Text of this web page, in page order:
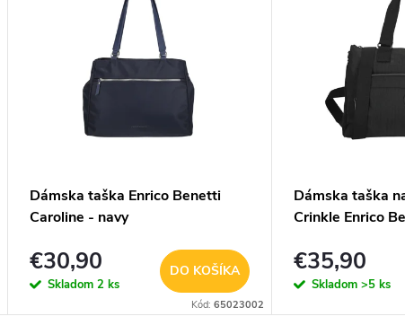
Dámska taška Enrico Benetti
Caroline - navy
€30,90
Skladom 2 ks
DO KOŠÍKA
Kód: 65023002
Dámska taška
Crinkle Enrico
€35,90
Skladom >5 ks